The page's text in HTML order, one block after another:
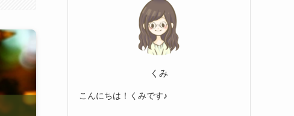
くみ
こんにちは！くみです♪